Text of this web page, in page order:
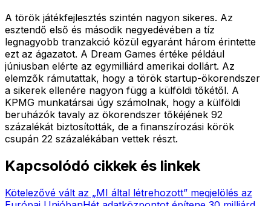
A török játékfejlesztés szintén nagyon sikeres. Az
esztendő első és második negyedévében a tíz
legnagyobb tranzakció közül egyaránt három érintette
ezt az ágazatot. A Dream Games értéke például
júniusban elérte az egymilliárd amerikai dollárt. Az
elemzők rámutattak, hogy a török startup-ökorendszer
a sikerek ellenére nagyon függ a külföldi tőkétől. A
KPMG munkatársai úgy számolnak, hogy a külföldi
beruházók tavaly az ökorendszer tőkéjének 92
százalékát biztosították, de a finanszírozási körök
csupán 22 százalékában vettek részt.
Kapcsolódó cikkek és linkek
Kötelezővé vált az „MI által létrehozott” megjelölés az